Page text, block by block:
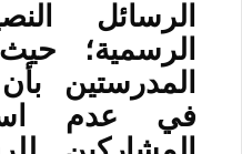
الرسائل
الرسمية؛
المدرستين
في عدم